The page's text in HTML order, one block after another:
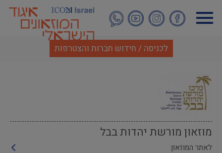
לתוכן
העיקרי
לכניסה / חידוש חברות והצטרפות
מוזאון מורשת יהדות בבל
לאתר המוזאון